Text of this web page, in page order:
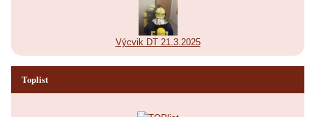
Výcvik DT 21.3.2025
Toplist